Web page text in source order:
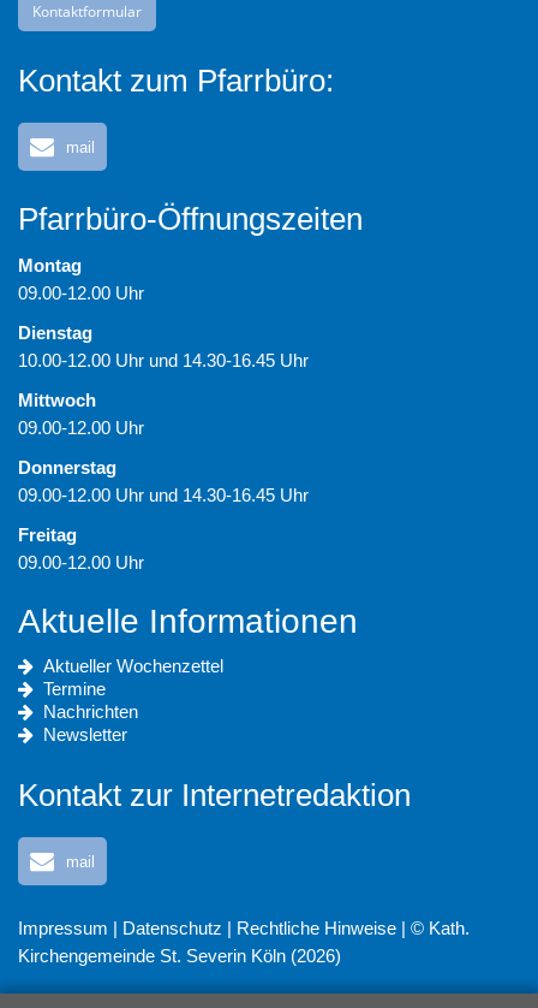
Kontaktformular
Kontakt zum Pfarrbüro:
mail
Pfarrbüro-Öffnungszeiten
Montag
09.00-12.00 Uhr
Dienstag
10.00-12.00 Uhr und 14.30-16.45 Uhr
Mittwoch
09.00-12.00 Uhr
Donnerstag
09.00-12.00 Uhr und 14.30-16.45 Uhr
Freitag
09.00-12.00 Uhr
Aktuelle Informationen
Aktueller Wochenzettel
Termine
Nachrichten
Newsletter
Kontakt zur Internetredaktion
mail
Impressum | Datenschutz | Rechtliche Hinweise | © Kath.
Kirchengemeinde St. Severin Köln (2026)